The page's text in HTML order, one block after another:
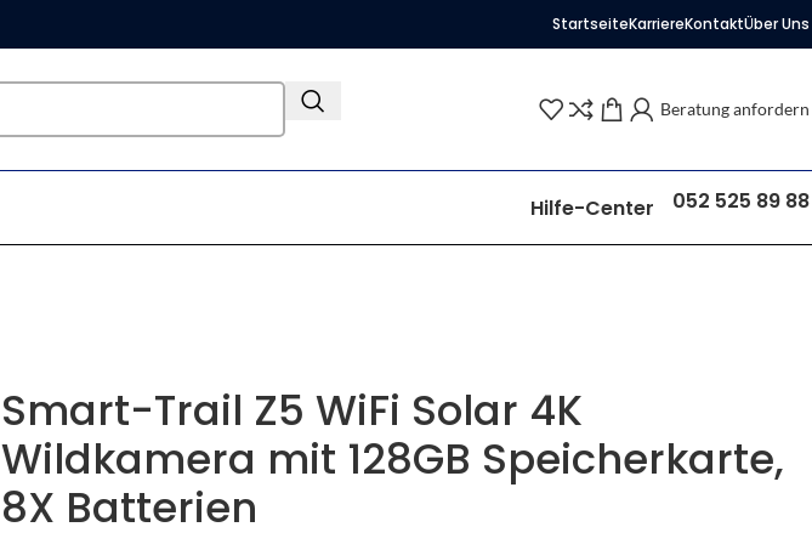
StartseiteKarriereKontaktÜber Uns
Beratung anfordern
Hilfe-Center 052 525 89 88
Smart-Trail Z5 WiFi Solar 4K
Wildkamera mit 128GB Speicherkarte,
8X Batterien